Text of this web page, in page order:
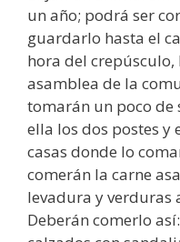
un año; podrá ser
guardarlo hasta el
hora del
asamblea de la
tomarán un poco de
ella los dos postes y
casas donde lo
comerán la carne
levadura y verduras
Deberán comerlo